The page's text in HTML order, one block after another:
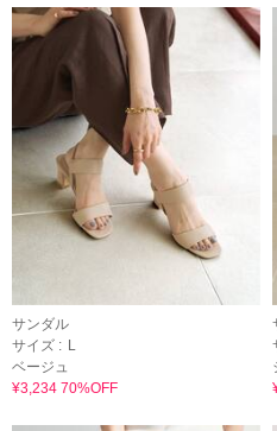
サンダル
サイズ : L
ベージュ
¥3,234 70%OFF